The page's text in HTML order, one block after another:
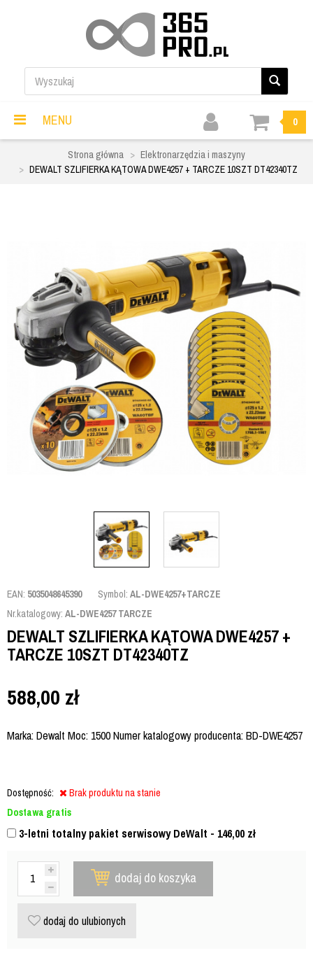
MENU 0
Strona główna
Elektronarzędzia i maszyny
DEWALT SZLIFIERKA KĄTOWA DWE4257 + TARCZE 10SZT DT42340TZ
EAN: 5035048645390 Symbol: AL-DWE4257+TARCZE
Nr.katalogowy: AL-DWE4257 TARCZE
DEWALT SZLIFIERKA KĄTOWA DWE4257 +
TARCZE 10SZT DT42340TZ
588,00 zł
Marka: Dewalt Moc: 1500 Numer katalogowy producenta: BD-DWE4257
Dostępność:
Brak produktu na stanie
Dostawa gratis
3-letni totalny pakiet serwisowy DeWalt - 146,00 zł
dodaj do koszyka
dodaj do ulubionych